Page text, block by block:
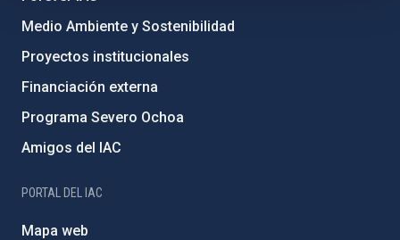
Medio Ambiente y Sostenibilidad
Proyectos institucionales
Financiación externa
Programa Severo Ochoa
Amigos del IAC
PORTAL DEL IAC
Mapa web